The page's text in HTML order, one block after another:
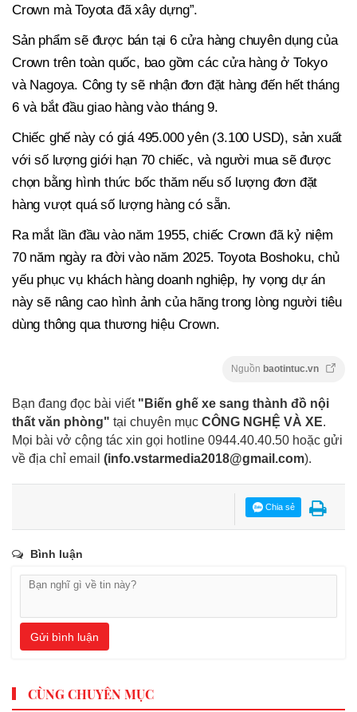
Crown mà Toyota đã xây dựng”.
Sản phẩm sẽ được bán tại 6 cửa hàng chuyên dụng của
Crown trên toàn quốc, bao gồm các cửa hàng ở Tokyo
và Nagoya. Công ty sẽ nhận đơn đặt hàng đến hết tháng
6 và bắt đầu giao hàng vào tháng 9.
Chiếc ghế này có giá 495.000 yên (3.100 USD), sản xuất
với số lượng giới hạn 70 chiếc, và người mua sẽ được
chọn bằng hình thức bốc thăm nếu số lượng đơn đặt
hàng vượt quá số lượng hàng có sẵn.
Ra mắt lần đầu vào năm 1955, chiếc Crown đã kỷ niệm
70 năm ngày ra đời vào năm 2025. Toyota Boshoku, chủ
yếu phục vụ khách hàng doanh nghiệp, hy vọng dự án
này sẽ nâng cao hình ảnh của hãng trong lòng người tiêu
dùng thông qua thương hiệu Crown.
Nguồn baotintuc.vn
Bạn đang đọc bài viết "Biến ghế xe sang thành đồ nội
thất văn phòng" tại chuyên mục CÔNG NGHỆ VÀ XE.
Mọi bài vở cộng tác xin gọi hotline 0944.40.40.50 hoặc gửi
về địa chỉ email (info.vstarmedia2018@gmail.com).
Chia sẻ
Bình luận
Gửi bình luận
CÙNG CHUYÊN MỤC